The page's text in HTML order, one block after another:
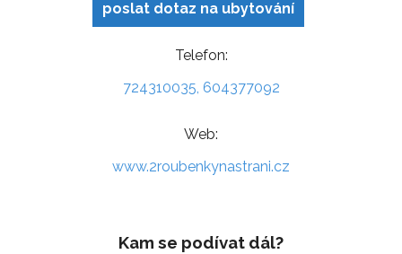
poslat dotaz na ubytování
Telefon:
724310035, 604377092
Web:
www.2roubenkynastrani.cz
Kam se podívat dál?